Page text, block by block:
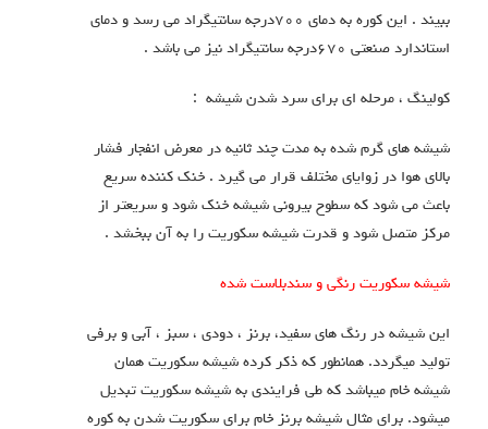
ببیند . این کوره به دمای ۷۰۰درجه سانتیگراد می رسد و دمای
استاندارد صنعتی ۶۷۰درجه سانتیگراد نیز می باشد .
کولینگ ، مرحله ای برای سرد شدن شیشه :
شیشه های گرم شده به مدت چند ثانیه در معرض انفجار فشار
بالای هوا در زوایای مختلف قرار می گیرد . خنک کننده سریع
باعث می شود که سطوح بیرونی شیشه خنک شود و سریعتر از
مرکز متصل شود و قدرت شیشه سکوریت را به آن ببخشد .
شیشه سکوریت رنگی و سندبلاست شده
این شیشه در رنگ های سفید، برنز ، دودی ، سبز ، آبی و برفی
تولید میگردد. همانطور که ذکر کرده شیشه سکوریت همان
شیشه خام میباشد که طی فرایندی به شیشه سکوریت تبدیل
میشود. برای مثال شیشه برنز خام برای سکوریت شدن به کوره